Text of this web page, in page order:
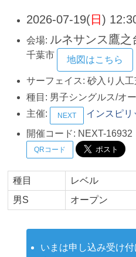
2026-07-19(日)
会場: ルネサンス鷹
千葉市
地図はこちら
サーフェイス: 砂入り人工
種目: 男子シングルス/オ
主催:
NEXT
インスピ
開催コード: NEXT-16932
QRコード
種目 レベル
男S
オープン
いまは申し込み受け